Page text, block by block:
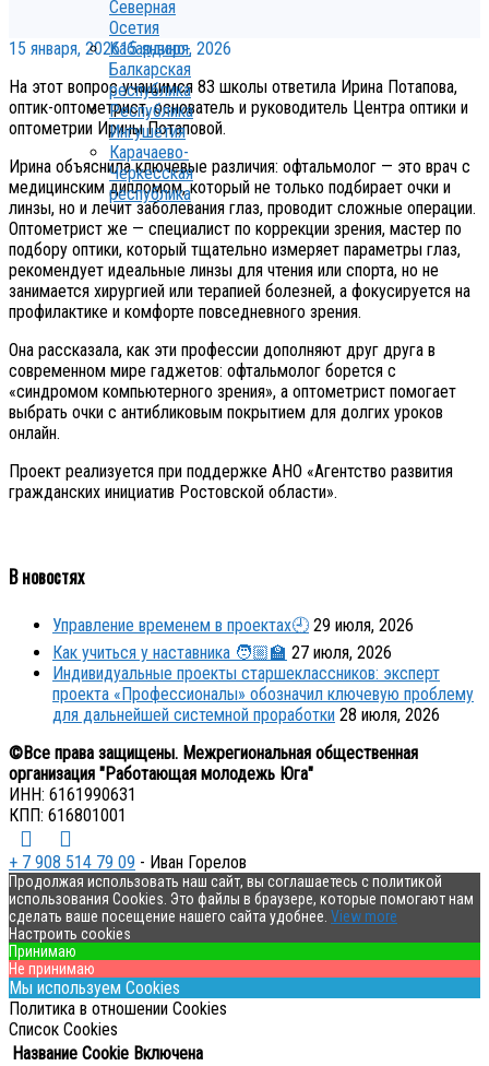
Северная
Осетия
Кабардино-
Балкарская
республика
Республика
Ингушетия
Карачаево-
Черкесская
республика
15 января, 202615 января, 2026
На этот вопрос учащимся 83 школы ответила Ирина Потапова,
оптик-оптометрист, основатель и руководитель Центра оптики и
оптометрии Ирины Потаповой.
Ирина объяснила ключевые различия: офтальмолог — это врач с
медицинским дипломом, который не только подбирает очки и
линзы, но и лечит заболевания глаз, проводит сложные операции.
Оптометрист же — специалист по коррекции зрения, мастер по
подбору оптики, который тщательно измеряет параметры глаз,
рекомендует идеальные линзы для чтения или спорта, но не
занимается хирургией или терапией болезней, а фокусируется на
профилактике и комфорте повседневного зрения.
Она рассказала, как эти профессии дополняют друг друга в
современном мире гаджетов: офтальмолог борется с
«синдромом компьютерного зрения», а оптометрист помогает
выбрать очки с антибликовым покрытием для долгих уроков
онлайн.
Проект реализуется при поддержке АНО «Агентство развития
гражданских инициатив Ростовской области».
В новостях
Управление временем в проектах🕘 29 июля, 2026
Как учиться у наставника 🧑🏼‍🏫 27 июля, 2026
Индивидуальные проекты старшеклассников: эксперт
проекта «Профессионалы» обозначил ключевую проблему
для дальнейшей системной проработки 28 июля, 2026
©Все права защищены. Межрегиональная общественная
организация "Работающая молодежь Юга"
ИНН: 6161990631
КПП: 616801001
+ 7 908 514 79 09 - Иван Горелов
Продолжая использовать наш сайт, вы соглашаетесь с политикой
использования Cookies. Это файлы в браузере, которые помогают нам
сделать ваше посещение нашего сайта удобнее. View more
Настроить cookies
Принимаю
Не принимаю
Мы используем Cookies
Политика в отношении Cookies
Список Cookies
Название Cookie Включена